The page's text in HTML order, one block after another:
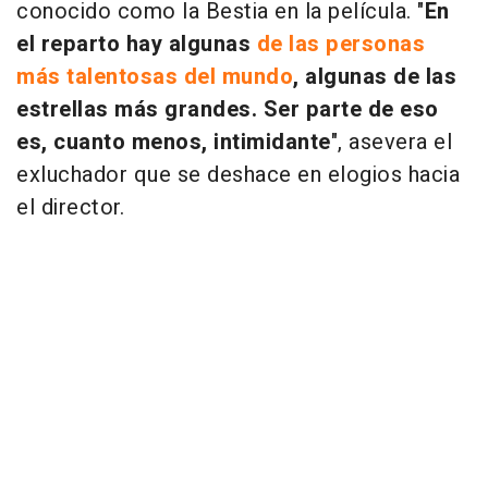
conocido como la Bestia en la película. "En
el reparto hay algunas de las personas
más talentosas del mundo, algunas de las
estrellas más grandes. Ser parte de eso
es, cuanto menos, intimidante", asevera el
exluchador que se deshace en elogios hacia
el director.